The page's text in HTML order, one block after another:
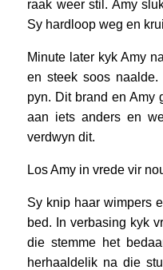
raak weer stil. Amy
Sy hardloop weg en
Minute later kyk Amy
en steek soos
pyn. Dit brand en Amy
aan iets anders en
verdwyn dit.
Los Amy in vrede vir
Sy knip haar wimpers
bed. In verbasing kyk
die stemme het
herhaaldelik na die